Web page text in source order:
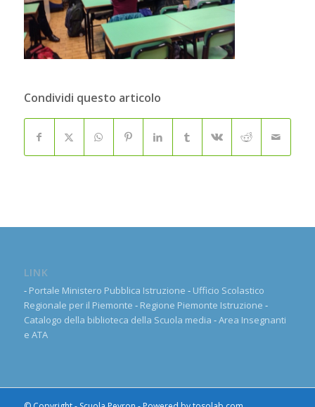
Condividi questo articolo
LINK
- Portale Ministero Pubblica Istruzione - Ufficio Scolastico
Regionale per il Piemonte - Regione Piemonte Istruzione -
Catalogo della biblioteca della Scuola media -Area Insegnanti
e ATA